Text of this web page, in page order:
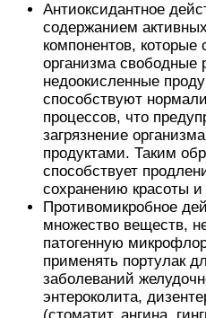
Антиоксидантное
содержанием
компонентов,
организма свободные
недоокисленные
способствуют
процессов, что
загрязнение
продуктами. Таким
способствует
сохранению красоты и
Противомикробное
множество веществ,
патогенную
применять портулак
заболеваний
энтероколита,